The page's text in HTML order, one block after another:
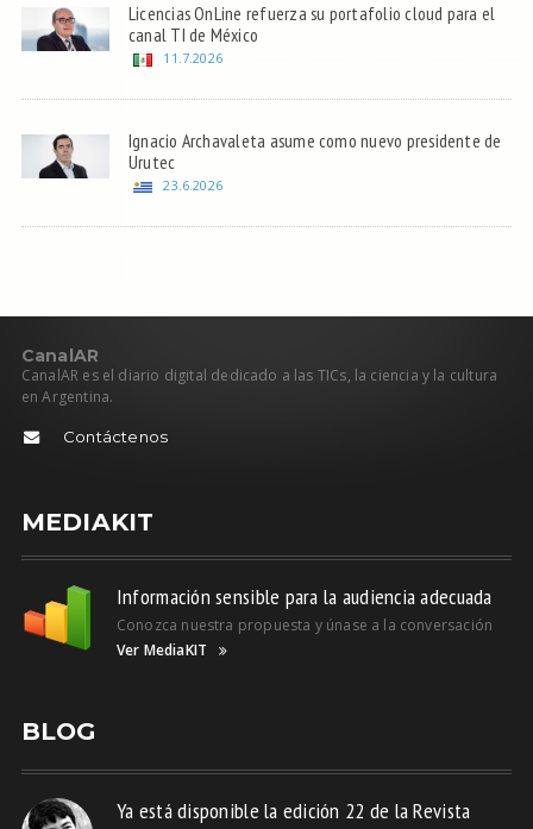
Licencias OnLine refuerza su portafolio cloud para el
canal TI de México
11.7.2026
Ignacio Archavaleta asume como nuevo presidente de
Urutec
23.6.2026
CanalAR
CanalAR es el diario digital dedicado a las TICs, la ciencia y la cultura
en Argentina.
Contáctenos
MEDIAKIT
Información sensible para la audiencia adecuada
Conozca nuestra propuesta y únase a la conversación
Ver MediaKIT
BLOG
Ya está disponible la edición 22 de la Revista